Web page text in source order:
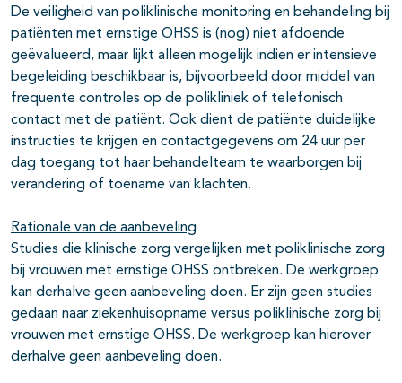
De veiligheid van poliklinische monitoring en behandeling bij
patiënten met ernstige OHSS is (nog) niet afdoende
geëvalueerd, maar lijkt alleen mogelijk indien er intensieve
begeleiding beschikbaar is, bijvoorbeeld door middel van
frequente controles op de polikliniek of telefonisch
contact met de patiënt. Ook dient de patiënte duidelijke
instructies te krijgen en contactgegevens om 24 uur per
dag toegang tot haar behandelteam te waarborgen bij
verandering of toename van klachten.
Rationale van de aanbeveling
Studies die klinische zorg vergelijken met poliklinische zorg
bij vrouwen met ernstige OHSS ontbreken. De werkgroep
kan derhalve geen aanbeveling doen. Er zijn geen studies
gedaan naar ziekenhuisopname versus poliklinische zorg bij
vrouwen met ernstige OHSS. De werkgroep kan hierover
derhalve geen aanbeveling doen.